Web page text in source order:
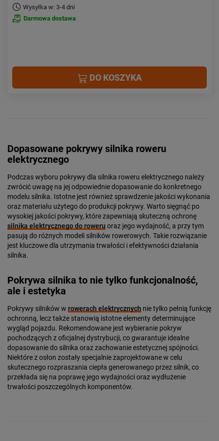
Wysyłka w: 3-4 dni
Darmowa dostawa
DO KOSZYKA
Dopasowane pokrywy silnika roweru
elektrycznego
Podczas wyboru pokrywy dla silnika roweru elektrycznego należy
zwrócić uwagę na jej odpowiednie dopasowanie do konkretnego
modelu silnika. Istotne jest również sprawdzenie jakości wykonania
oraz materiału użytego do produkcji pokrywy. Warto sięgnąć po
wysokiej jakości pokrywy, które zapewniają skuteczną ochronę
silnika elektrycznego do roweru oraz jego wydajność, a przy tym
pasują do różnych modeli silników rowerowych. Takie rozwiązanie
jest kluczowe dla utrzymania trwałości i efektywności działania
silnika.
Pokrywa silnika to nie tylko funkcjonalność,
ale i estetyka
Pokrywy silników w rowerach elektrycznych nie tylko pełnią funkcję
ochronną, lecz także stanowią istotne elementy determinujące
wygląd pojazdu. Rekomendowane jest wybieranie pokryw
pochodzących z oficjalnej dystrybucji, co gwarantuje idealne
dopasowanie do silnika oraz zachowanie estetycznej spójności.
Niektóre z osłon zostały specjalnie zaprojektowane w celu
skutecznego rozpraszania ciepła generowanego przez silnik, co
przekłada się na poprawę jego wydajności oraz wydłużenie
trwałości poszczególnych komponentów.